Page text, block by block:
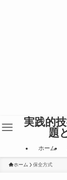
実践的
題
ホーム
ホーム 保全方式